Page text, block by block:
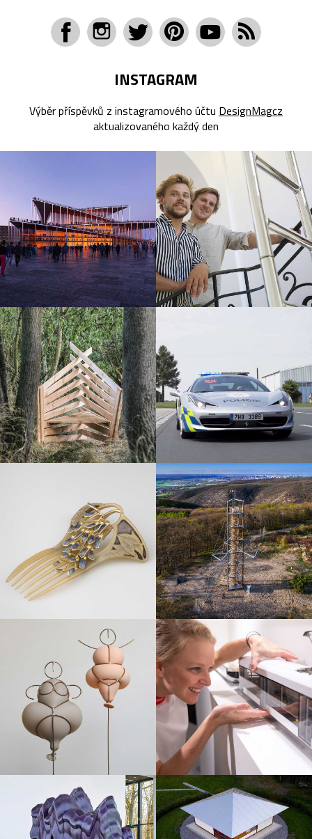
INSTAGRAM
Výběr příspěvků z instagramového účtu DesignMagcz
aktualizovaného každý den